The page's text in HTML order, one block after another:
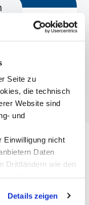
Seite zu
die technisch
Website sind
und
Einwilligung nicht
Daten
Drittländern wie den
in die
Details zeigen